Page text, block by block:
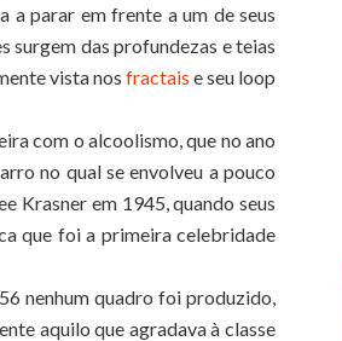
a parar em frente a um de seus
surgem das profundezas e teias
vista nos fractais e seu loop
com o alcoolismo, que no ano
no qual se envolveu a pouco
Krasner em 1945, quando seus
que foi a primeira celebridade
nenhum quadro foi produzido,
aquilo que agradava à classe